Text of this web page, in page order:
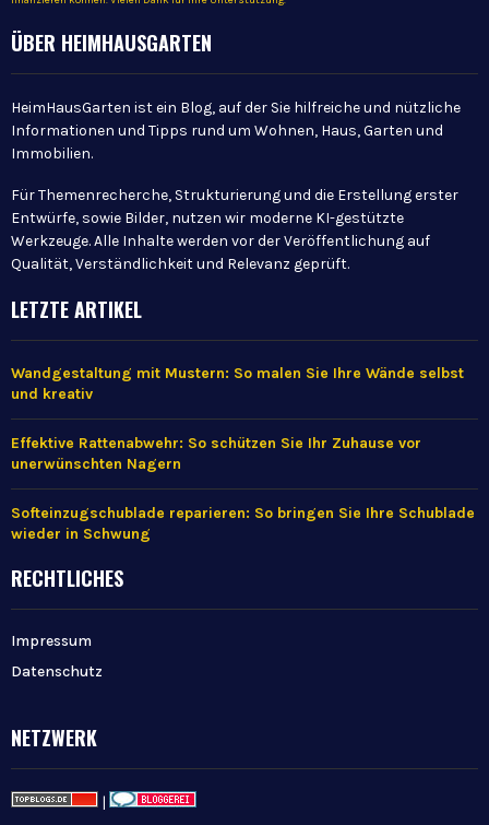
ÜBER HEIMHAUSGARTEN
HeimHausGarten ist ein Blog, auf der Sie hilfreiche und nützliche
Informationen und Tipps rund um Wohnen, Haus, Garten und
Immobilien.
Für Themenrecherche, Strukturierung und die Erstellung erster
Entwürfe, sowie Bilder, nutzen wir moderne KI-gestützte
Werkzeuge. Alle Inhalte werden vor der Veröffentlichung auf
Qualität, Verständlichkeit und Relevanz geprüft.
LETZTE ARTIKEL
Wandgestaltung mit Mustern: So malen Sie Ihre Wände selbst
und kreativ
Effektive Rattenabwehr: So schützen Sie Ihr Zuhause vor
unerwünschten Nagern
Softeinzugschublade reparieren: So bringen Sie Ihre Schublade
wieder in Schwung
RECHTLICHES
Impressum
Datenschutz
NETZWERK
|